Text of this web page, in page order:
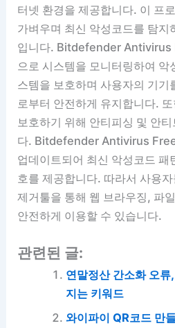
터넷 환경을 제공합니다. 이 프
가벼우며 최신 악성코드를 탐지
입니다. Bitdefender Antivirus
으로 시스템을 모니터링하여 악
스템을 보호하며 사용자의 기기
로부터 안전하게 유지합니다.
보호하기 위해 안티피싱 및 안
다. Bitdefender Antivirus
업데이트되어 최신 악성코드 패
호를 제공합니다. 따라서 사용
제거툴을 통해 웹 브라우징, 파
안전하게 이용할 수 있습니다.
관련된 글:
연말정산 간소화 오류
지는 키워드
와이파이 QR코드 만